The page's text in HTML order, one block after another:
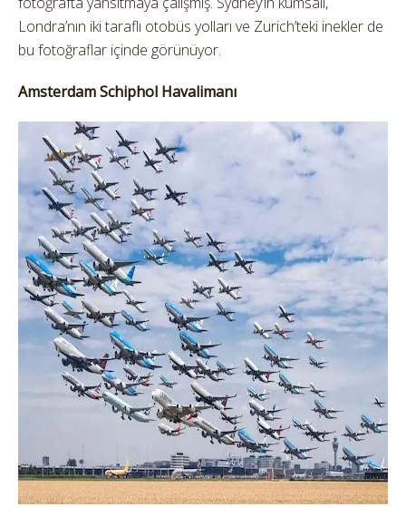
Londra’nın iki taraflı otobüs yolları ve Zurich’teki inekler de
bu fotoğraflar içinde görünüyor.
Amsterdam Schiphol Havalimanı